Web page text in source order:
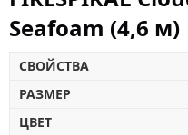
Seafoam (4,6 м)
СВОЙСТВА
РАЗМЕР
ЦВЕТ